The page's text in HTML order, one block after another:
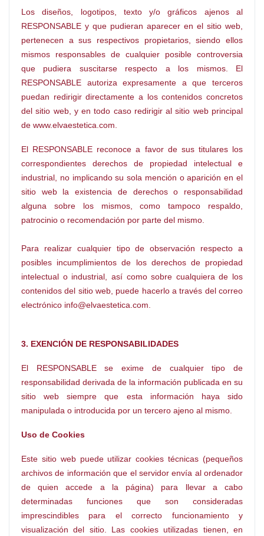
Los diseños, logotipos, texto y/o gráficos ajenos al
RESPONSABLE y que pudieran aparecer en el sitio web,
pertenecen a sus respectivos propietarios, siendo ellos
mismos responsables de cualquier posible controversia
que pudiera suscitarse respecto a los mismos. El
RESPONSABLE autoriza expresamente a que terceros
puedan redirigir directamente a los contenidos concretos
del sitio web, y en todo caso redirigir al sitio web principal
de www.elvaestetica.com.
El RESPONSABLE reconoce a favor de sus titulares los
correspondientes derechos de propiedad intelectual e
industrial, no implicando su sola mención o aparición en el
sitio web la existencia de derechos o responsabilidad
alguna sobre los mismos, como tampoco respaldo,
patrocinio o recomendación por parte del mismo.
Para realizar cualquier tipo de observación respecto a
posibles incumplimientos de los derechos de propiedad
intelectual o industrial, así como sobre cualquiera de los
contenidos del sitio web, puede hacerlo a través del correo
electrónico info@elvaestetica.com.
3. EXENCIÓN DE RESPONSABILIDADES
El RESPONSABLE se exime de cualquier tipo de
responsabilidad derivada de la información publicada en su
sitio web siempre que esta información haya sido
manipulada o introducida por un tercero ajeno al mismo.
Uso de Cookies
Este sitio web puede utilizar cookies técnicas (pequeños
archivos de información que el servidor envía al ordenador
de quien accede a la página) para llevar a cabo
determinadas funciones que son consideradas
imprescindibles para el correcto funcionamiento y
visualización del sitio. Las cookies utilizadas tienen, en